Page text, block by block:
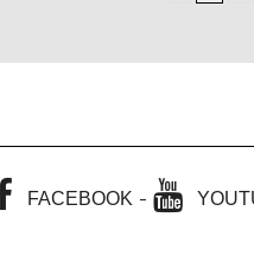
FACEBOOK -